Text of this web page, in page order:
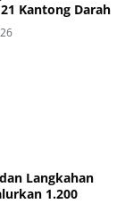
Kantong Darah
Langkahan
1.200